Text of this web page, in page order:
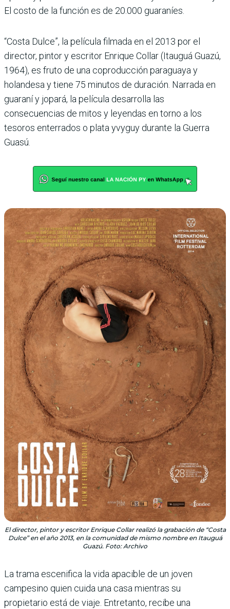
El costo de la función es de 20.000 guaraníes.
“Costa Dulce”, la película filmada en el 2013 por el
director, pintor y escritor Enrique Collar (Itauguá Guazú,
1964), es fruto de una coproducción paraguaya y
holandesa y tiene 75 minutos de duración. Narrada en
guaraní y jopará, la película desarrolla las
consecuencias de mitos y leyendas en torno a los
tesoros enterrados o plata yvyguy durante la Guerra
Guasú.
El director, pintor y escritor Enrique Collar realizó la grabación de “Costa
Dulce” en el año 2013, en la comunidad de mismo nombre en Itauguá
Guazú. Foto: Archivo
La trama escenifica la vida apacible de un joven
campesino quien cuida una casa mientras su
propietario está de viaje. Entretanto, recibe una